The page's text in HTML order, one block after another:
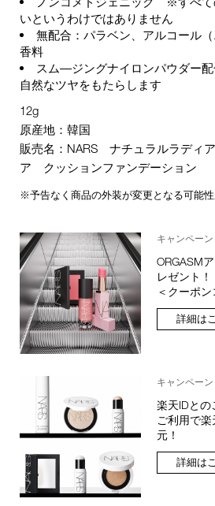
いというわけではありません
無配合：パラベン、アルコール（
香料
スム―ジングナイロンパウダー
⾃然なツヤをもたらします
12g
原産地：韓国
販売名：NARS ナチュラルラディ
ア クッションファンデーション
※予告なく商品の外装が変更となる可能性
キャンペーン
ORGASM
レゼント！
＜クーポ
詳細は
キャンペーン
楽天IDとの
ご利用で
元！
詳細は